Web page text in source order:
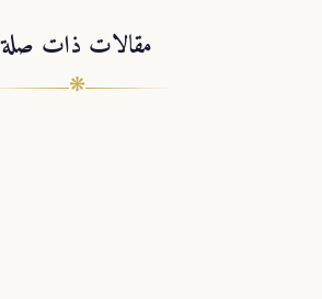
مقالات ذات صلة
❋